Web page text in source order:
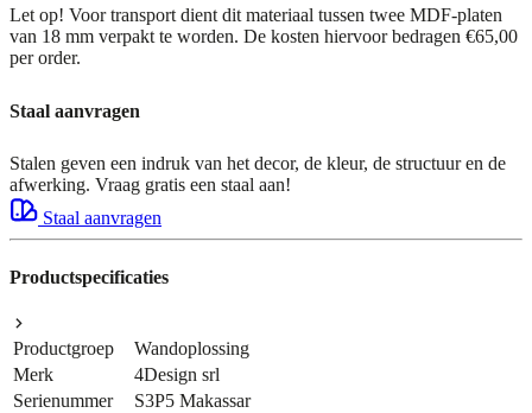
Let op! Voor transport dient dit materiaal tussen twee MDF-platen
van 18 mm verpakt te worden. De kosten hiervoor bedragen €65,00
per order.
Staal aanvragen
Stalen geven een indruk van het decor, de kleur, de structuur en de
afwerking. Vraag gratis een staal aan!
Staal aanvragen
Productspecificaties
Productgroep
Wandoplossing
Merk
4Design srl
Serienummer
S3P5 Makassar